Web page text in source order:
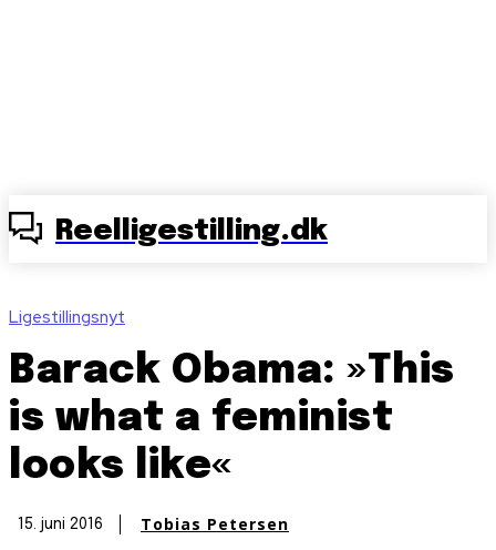
Reelligestilling.dk
Ligestillingsnyt
Barack Obama: »This
is what a feminist
looks like«
15. juni 2016 Tobias Petersen